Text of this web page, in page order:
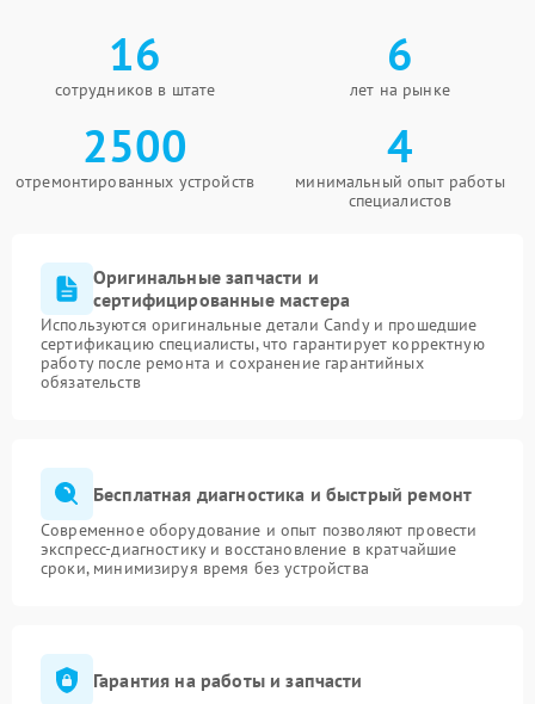
16
сотрудников в штате
6
лет на рынке
2500
отремонтированных устройств
4
минимальный опыт работы
специалистов
Оригинальные запчасти и
сертифицированные мастера
Используются оригинальные детали Candy и прошедшие
сертификацию специалисты, что гарантирует корректную
работу после ремонта и сохранение гарантийных
обязательств
Бесплатная диагностика и быстрый ремонт
Современное оборудование и опыт позволяют провести
экспресс-диагностику и восстановление в кратчайшие
сроки, минимизируя время без устройства
Гарантия на работы и запчасти